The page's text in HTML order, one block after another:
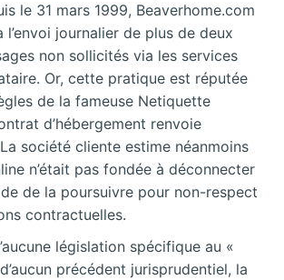
le 31 mars 1999, Beaverhome.com
journalier de plus de deux
non sollicités via les services
Or, cette pratique est réputée
de la fameuse Netiquette
d’hébergement renvoie
société cliente estime néanmoins
n’était pas fondée à déconnecter
de la poursuivre pour non-respect
contractuelles.
législation spécifique au «
précédent jurisprudentiel, la